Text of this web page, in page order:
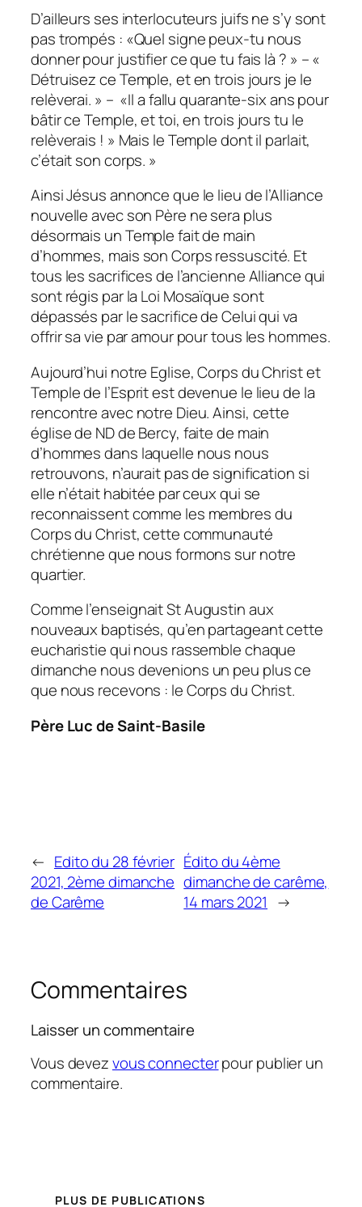
D’ailleurs ses interlocuteurs juifs ne s’y sont
pas trompés : «Quel signe peux-tu nous
donner pour justifier ce que tu fais là ? » – «
Détruisez ce Temple, et en trois jours je le
relèverai. » – «Il a fallu quarante-six ans pour
bâtir ce Temple, et toi, en trois jours tu le
relèverais ! » Mais le Temple dont il parlait,
c’était son corps. »
Ainsi Jésus annonce que le lieu de l’Alliance
nouvelle avec son Père ne sera plus
désormais un Temple fait de main
d’hommes, mais son Corps ressuscité. Et
tous les sacrifices de l’ancienne Alliance qui
sont régis par la Loi Mosaïque sont
dépassés par le sacrifice de Celui qui va
offrir sa vie par amour pour tous les hommes.
Aujourd’hui notre Eglise, Corps du Christ et
Temple de l’Esprit est devenue le lieu de la
rencontre avec notre Dieu. Ainsi, cette
église de ND de Bercy, faite de main
d’hommes dans laquelle nous nous
retrouvons, n’aurait pas de signification si
elle n’était habitée par ceux qui se
reconnaissent comme les membres du
Corps du Christ, cette communauté
chrétienne que nous formons sur notre
quartier.
Comme l’enseignait St Augustin aux
nouveaux baptisés, qu’en partageant cette
eucharistie qui nous rassemble chaque
dimanche nous devenions un peu plus ce
que nous recevons : le Corps du Christ.
Père Luc de Saint-Basile
← Edito du 28 février
2021, 2ème dimanche
de Carême
Édito du 4ème
dimanche de carême,
14 mars 2021 →
Commentaires
Laisser un commentaire
Vous devezvous connecterpour publier un
commentaire.
PLUS DE PUBLICATIONS